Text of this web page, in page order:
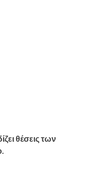
θέσεις των